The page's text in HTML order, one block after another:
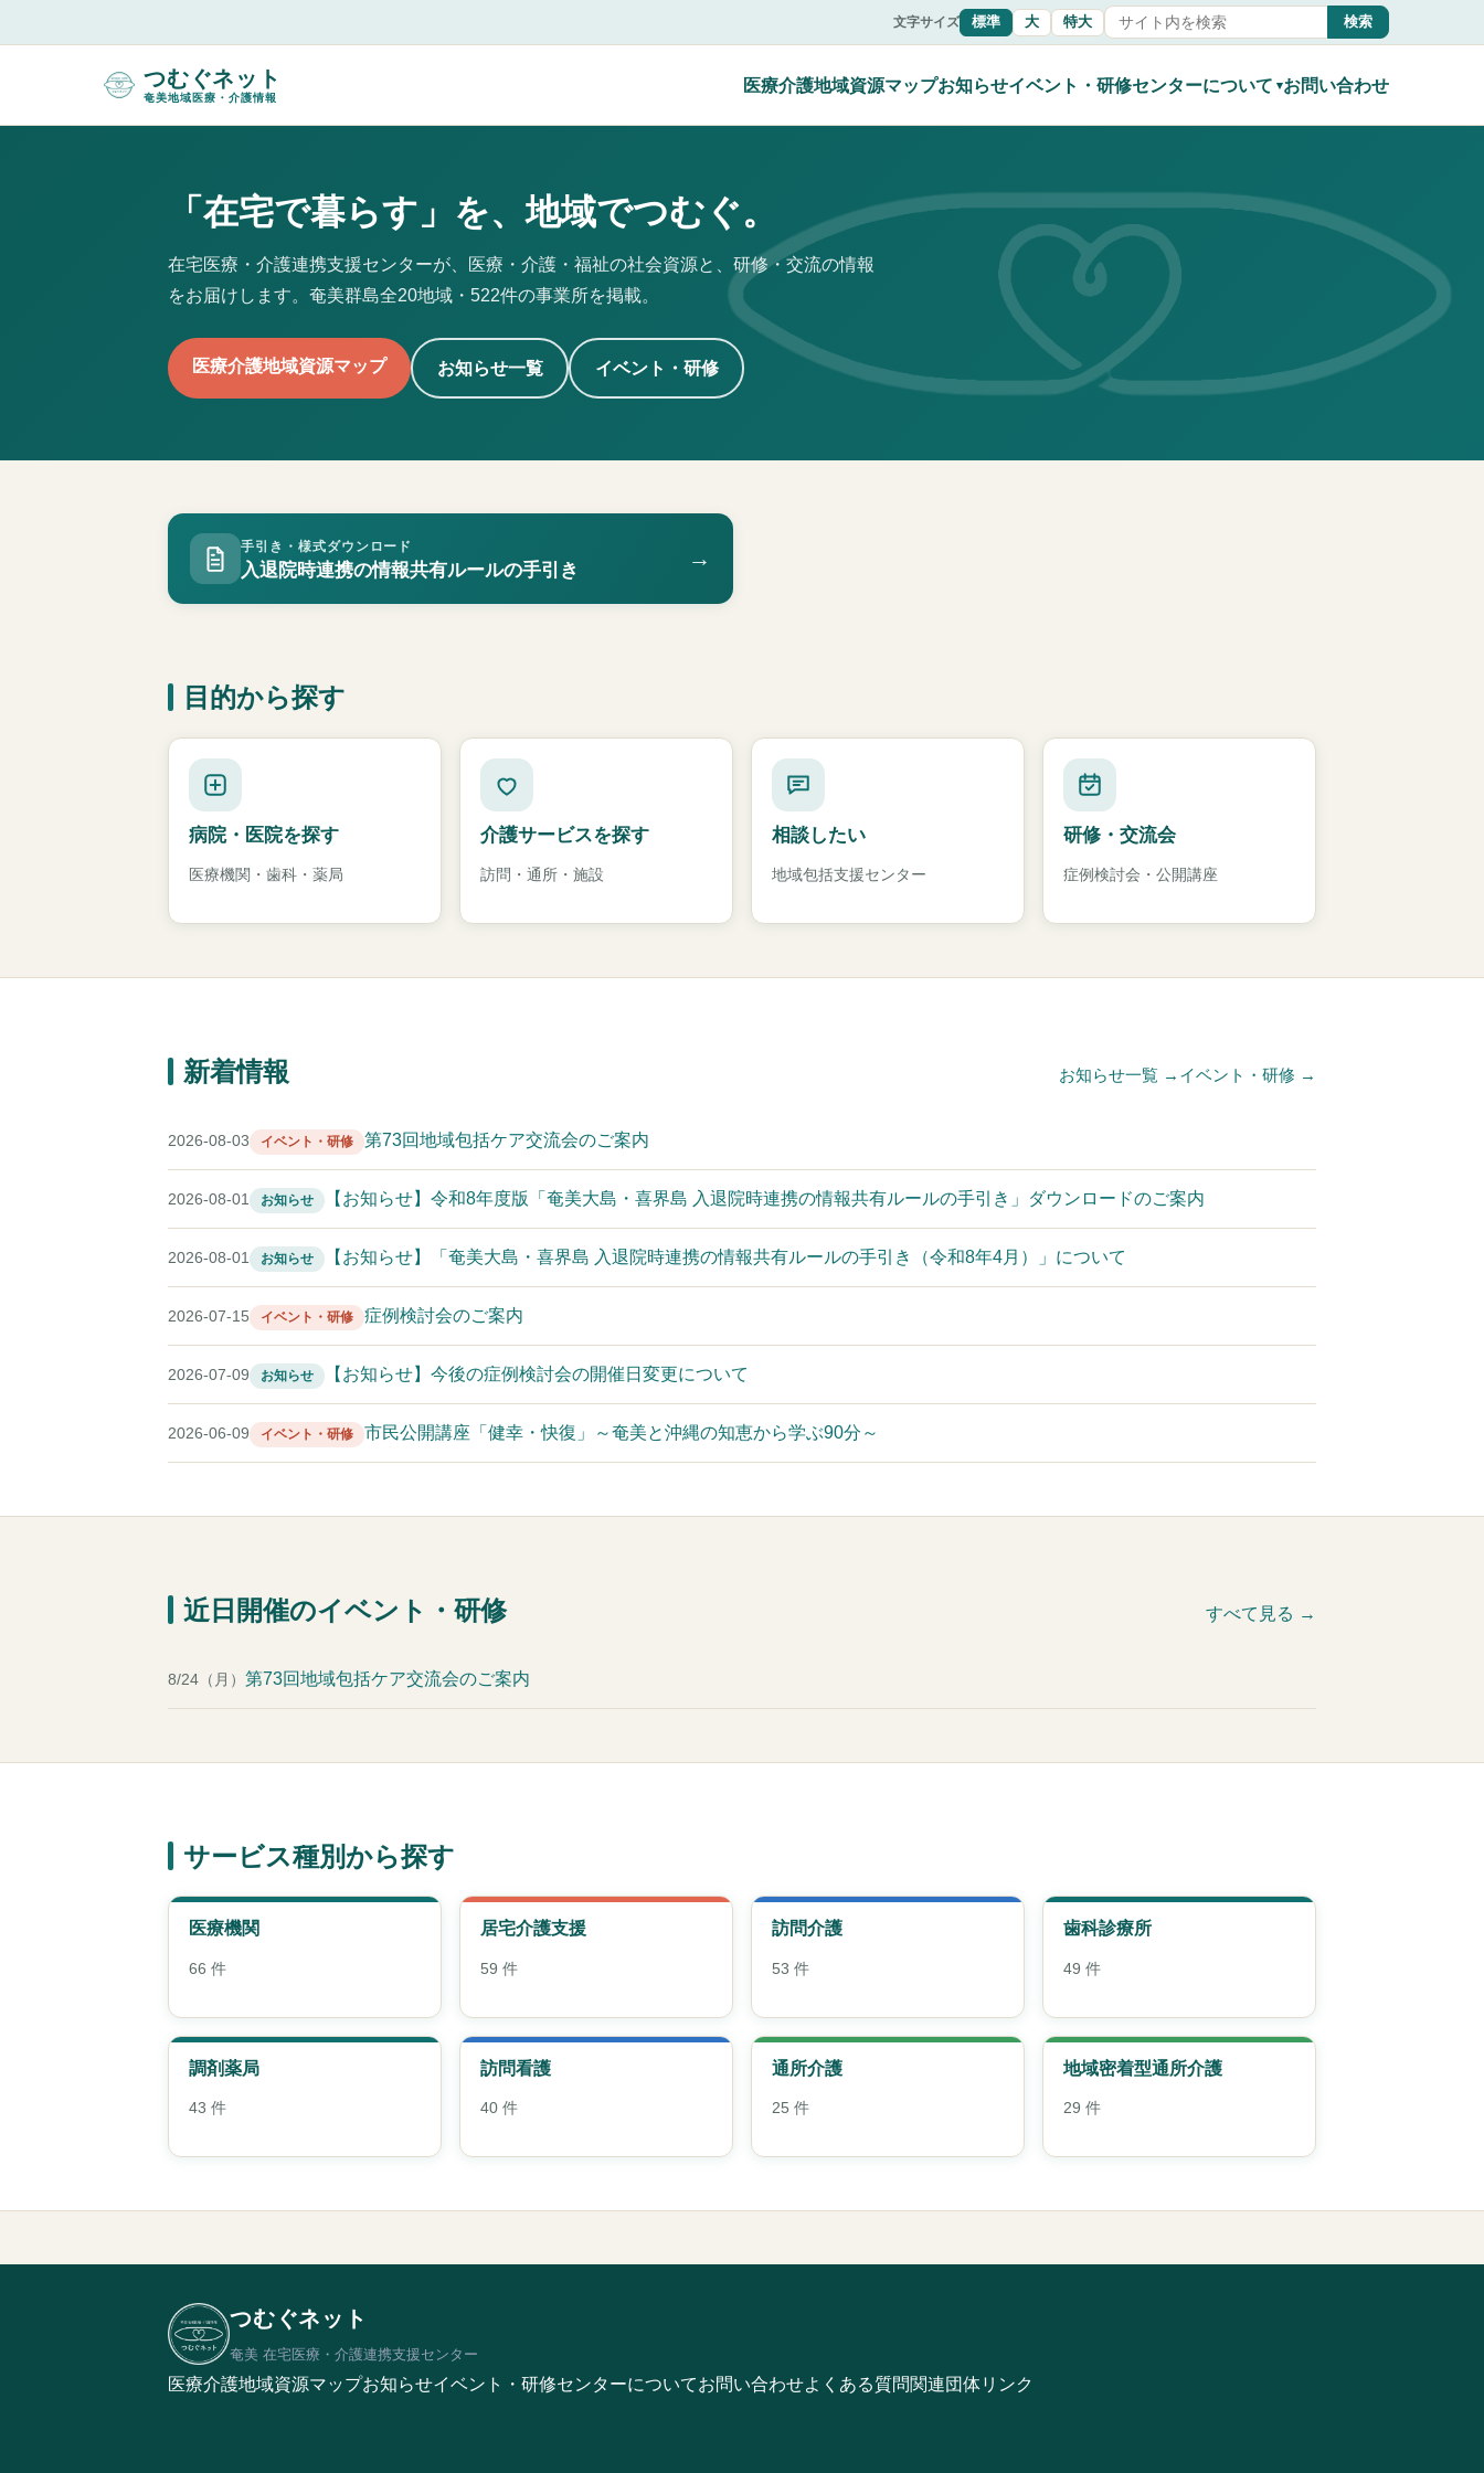
文字サイズ 標準 大 特大 検索
つむぐネット
奄美地域医療・介護情報
医療介護地域資源マップお知らせイベント・研修センターについて ▾お問い合わせ
「在宅で暮らす」を、地域でつむぐ。
在宅医療・介護連携支援センターが、医療・介護・福祉の社会資源と、研修・交流の情報
をお届けします。奄美群島全20地域・522件の事業所を掲載。
医療介護地域資源マップ お知らせ一覧 イベント・研修
手引き・様式ダウンロード
入退院時連携の情報共有ルールの手引き →
目的から探す
病院・医院を探す
医療機関・歯科・薬局
介護サービスを探す
訪問・通所・施設
相談したい
地域包括支援センター
研修・交流会
症例検討会・公開講座
新着情報 お知らせ一覧 → イベント・研修 →
2026-08-03 イベント・研修 第73回地域包括ケア交流会のご案内
2026-08-01 お知らせ 【お知らせ】令和8年度版「奄美大島・喜界島 入退院時連携の情報共有ルールの手引き」ダウンロードのご案内
2026-08-01 お知らせ 【お知らせ】「奄美大島・喜界島 入退院時連携の情報共有ルールの手引き（令和8年4月）」について
2026-07-15 イベント・研修 症例検討会のご案内
2026-07-09 お知らせ 【お知らせ】今後の症例検討会の開催日変更について
2026-06-09 イベント・研修 市民公開講座「健幸・快復」～奄美と沖縄の知恵から学ぶ90分～
近日開催のイベント・研修 すべて見る →
8/24（月） 第73回地域包括ケア交流会のご案内
サービス種別から探す
医療機関
66 件
居宅介護支援
59 件
訪問介護
53 件
歯科診療所
49 件
調剤薬局
43 件
訪問看護
40 件
通所介護
25 件
地域密着型通所介護
29 件
つむぐネット
奄美 在宅医療・介護連携支援センター
医療介護地域資源マップお知らせイベント・研修センターについてお問い合わせよくある質問関連団体リンク